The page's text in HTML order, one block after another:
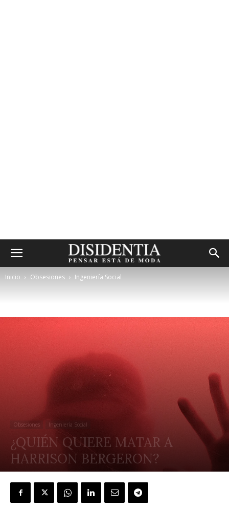
Inicio Obsesiones Ingeniería Social
Obsesiones Ingeniería Social
¿QUIÉN QUIERE MATAR A
HARRISON BERGERON?